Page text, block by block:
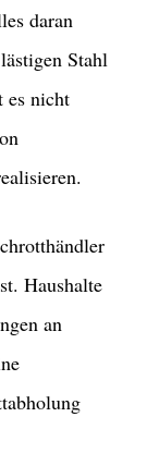
daran
Stahl
es nicht
Haushalte
an